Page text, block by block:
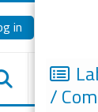
/
in